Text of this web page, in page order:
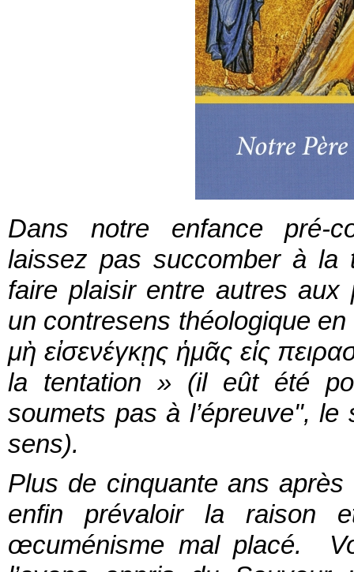
Dans notre enfance
laissez pas succomber à la
faire plaisir entre autres aux
un contresens théologique
μὴ εἰσενέγκῃς ἡμᾶς εἰς
la tentation » (il eût été
soumets pas à l’épreuve",
sens).
Plus de cinquante ans
enfin prévaloir la raison
œcuménisme mal placé.